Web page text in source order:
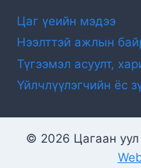
Цаг үеийн мэдээ
Нээлттэй ажлын
Түгээмэл асуулт,
Үйлчлүүлэгчийн ёс
© 2026 Цагаан уул